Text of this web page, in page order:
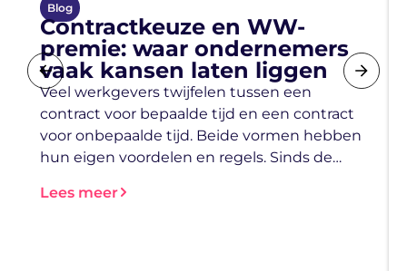
Blog
Contractkeuze en WW-
premie: waar ondernemers
vaak kansen laten liggen
Veel werkgevers twijfelen tussen een
contract voor bepaalde tijd en een contract
voor onbepaalde tijd. Beide vormen hebben
hun eigen voordelen en regels. Sinds de…
Lees meer